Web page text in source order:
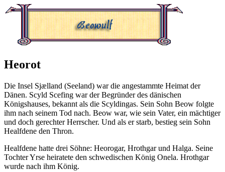
Heorot
Die Insel Sjælland (Seeland) war die angestammte Heimat der
Dänen. Scyld Scefing war der Begründer des dänischen
Königshauses, bekannt als die Scyldingas. Sein Sohn Beow folgte
ihm nach seinem Tod nach. Beow war, wie sein Vater, ein mächtiger
und doch gerechter Herrscher. Und als er starb, bestieg sein Sohn
Healfdene den Thron.
Healfdene hatte drei Söhne: Heorogar, Hrothgar und Halga. Seine
Tochter Yrse heiratete den schwedischen König Onela. Hrothgar
wurde nach ihm König.